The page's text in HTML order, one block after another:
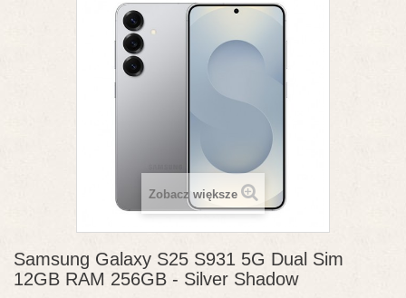
Zobacz większe
Samsung Galaxy S25 S931 5G Dual Sim
12GB RAM 256GB - Silver Shadow